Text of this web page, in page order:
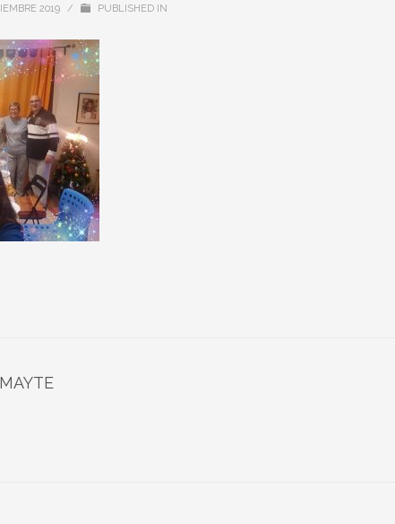
2019 / PUBLISHED IN
MAYTE